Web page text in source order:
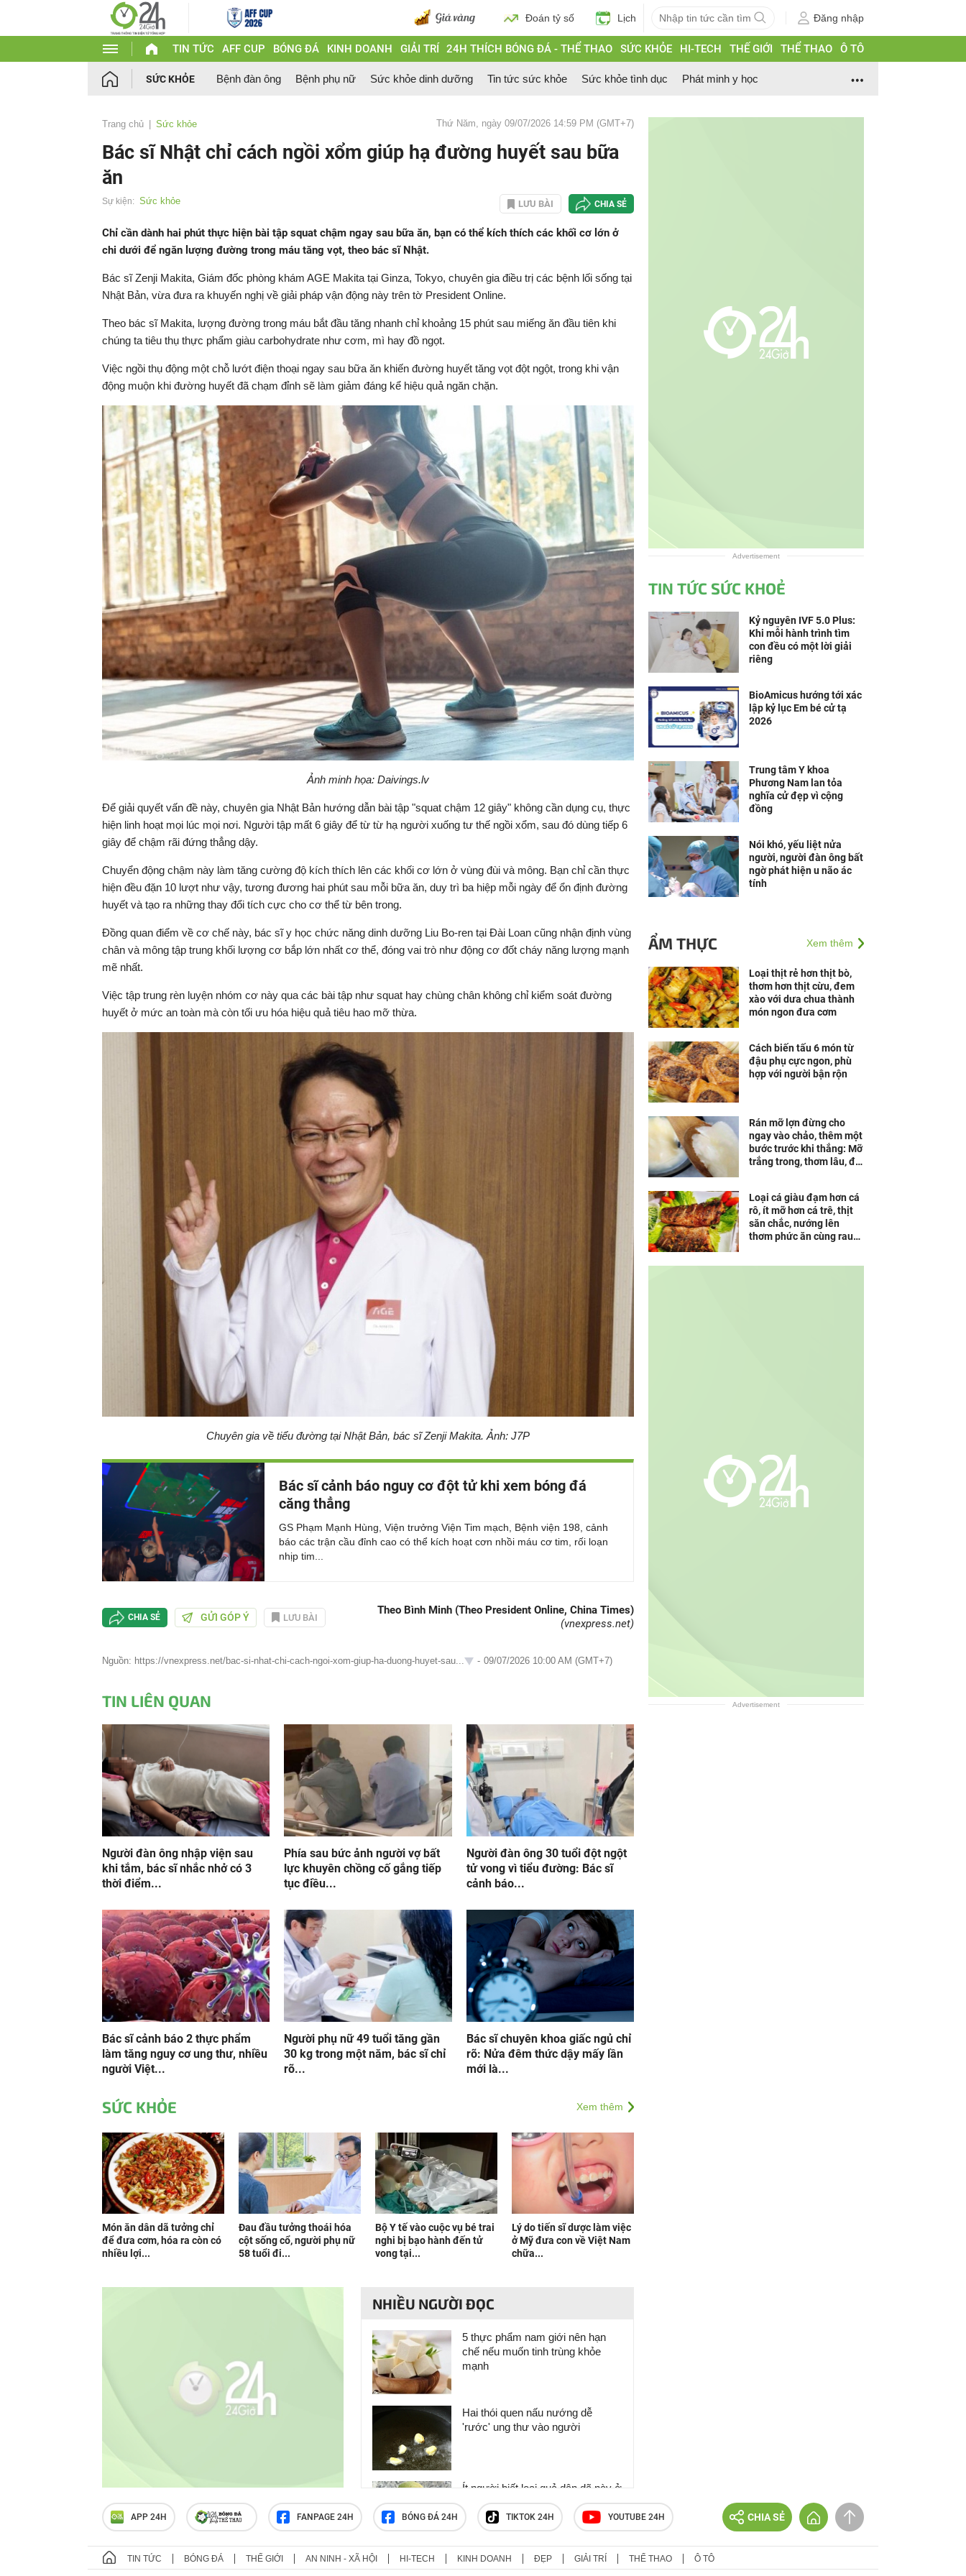
Đoán tỷ số Lịch Đăng nhập
TIN TỨC AFF CUP BÓNG ĐÁ KINH DOANH GIẢI TRÍ 24H THÍCH BÓNG ĐÁ - THỂ THAO SỨC KHỎE HI-TECH THẾ GIỚI THỂ THAO Ô TÔ
SỨC KHỎE Bệnh đàn ông Bệnh phụ nữ Sức khỏe dinh dưỡng Tin tức sức khỏe Sức khỏe tình dục Phát minh y học
Trang chủ Sức khỏe Thứ Năm, ngày 09/07/2026 14:59 PM (GMT+7)
Bác sĩ Nhật chỉ cách ngồi xổm giúp hạ đường huyết sau bữa
ăn
Sự kiện: Sức khỏe LƯU BÀI CHIA SẺ
Chỉ cần dành hai phút thực hiện bài tập squat chậm ngay sau bữa ăn, bạn có thể kích thích các khối cơ lớn ở
chi dưới để ngăn lượng đường trong máu tăng vọt, theo bác sĩ Nhật.
Bác sĩ Zenji Makita, Giám đốc phòng khám AGE Makita tại Ginza, Tokyo, chuyên gia điều trị các bệnh lối sống tại
Nhật Bản, vừa đưa ra khuyến nghị về giải pháp vận động này trên tờ President Online.
Theo bác sĩ Makita, lượng đường trong máu bắt đầu tăng nhanh chỉ khoảng 15 phút sau miếng ăn đầu tiên khi
chúng ta tiêu thụ thực phẩm giàu carbohydrate như cơm, mì hay đồ ngọt.
Việc ngồi thụ động một chỗ lướt điện thoại ngay sau bữa ăn khiến đường huyết tăng vọt đột ngột, trong khi vận
động muộn khi đường huyết đã chạm đỉnh sẽ làm giảm đáng kể hiệu quả ngăn chặn.
Ảnh minh họa: Daivings.lv
Để giải quyết vấn đề này, chuyên gia Nhật Bản hướng dẫn bài tập "squat chậm 12 giây" không cần dụng cụ, thực
hiện linh hoạt mọi lúc mọi nơi. Người tập mất 6 giây để từ từ hạ người xuống tư thế ngồi xổm, sau đó dùng tiếp 6
giây để chậm rãi đứng thẳng dậy.
Chuyển động chậm này làm tăng cường độ kích thích lên các khối cơ lớn ở vùng đùi và mông. Bạn chỉ cần thực
hiện đều đặn 10 lượt như vậy, tương đương hai phút sau mỗi bữa ăn, duy trì ba hiệp mỗi ngày để ổn định đường
huyết và tạo ra những thay đổi tích cực cho cơ thể từ bên trong.
Đồng quan điểm về cơ chế này, bác sĩ y học chức năng dinh dưỡng Liu Bo-ren tại Đài Loan cũng nhận định vùng
chân và mông tập trung khối lượng cơ bắp lớn nhất cơ thể, đóng vai trò như động cơ đốt cháy năng lượng mạnh
mẽ nhất.
Việc tập trung rèn luyện nhóm cơ này qua các bài tập như squat hay chùng chân không chỉ kiểm soát đường
huyết ở mức an toàn mà còn tối ưu hóa hiệu quả tiêu hao mỡ thừa.
Chuyên gia về tiểu đường tại Nhật Bản, bác sĩ Zenji Makita. Ảnh: J7P
Bác sĩ cảnh báo nguy cơ đột tử khi xem bóng đá
căng thẳng
GS Phạm Mạnh Hùng, Viện trưởng Viện Tim mạch, Bệnh viện 198, cảnh
báo các trận cầu đỉnh cao có thể kích hoạt cơn nhồi máu cơ tim, rối loạn
nhịp tim...
CHIA SẺ GỬI GÓP Ý LƯU BÀI
Theo Bình Minh (Theo President Online, China Times)
(vnexpress.net)
Nguồn: https://vnexpress.net/bac-si-nhat-chi-cach-ngoi-xom-giup-ha-duong-huyet-sau... - 09/07/2026 10:00 AM (GMT+7)
TIN LIÊN QUAN
Người đàn ông nhập viện sau
khi tắm, bác sĩ nhắc nhở có 3
thời điểm...
Phía sau bức ảnh người vợ bất
lực khuyên chồng cố gắng tiếp
tục điều...
Người đàn ông 30 tuổi đột ngột
tử vong vì tiểu đường: Bác sĩ
cảnh báo...
Bác sĩ cảnh báo 2 thực phẩm
làm tăng nguy cơ ung thư, nhiều
người Việt...
Người phụ nữ 49 tuổi tăng gần
30 kg trong một năm, bác sĩ chỉ
rõ...
Bác sĩ chuyên khoa giấc ngủ chỉ
rõ: Nửa đêm thức dậy mấy lần
mới là...
SỨC KHỎE Xem thêm
Món ăn dân dã tưởng chỉ
để đưa cơm, hóa ra còn có
nhiều lợi...
Đau đầu tưởng thoái hóa
cột sống cổ, người phụ nữ
58 tuổi đi...
Bộ Y tế vào cuộc vụ bé trai
nghi bị bạo hành đến tử
vong tại...
Lý do tiến sĩ dược làm việc
ở Mỹ đưa con về Việt Nam
chữa...
NHIỀU NGƯỜI ĐỌC
5 thực phẩm nam giới nên hạn
chế nếu muốn tinh trùng khỏe
mạnh
Hai thói quen nấu nướng dễ
'rước' ung thư vào người
Ít người biết loại quả dân dã này ở
Việt Nam lại mang nhiều lợi ích
cho sức khỏe
Người đàn ông suy thận mạn
Advertisement
TIN TỨC SỨC KHOẺ
Kỷ nguyên IVF 5.0 Plus:
Khi mỗi hành trình tìm
con đều có một lời giải
riêng
BioAmicus hướng tới xác
lập kỷ lục Em bé cử tạ
2026
Trung tâm Y khoa
Phương Nam lan tỏa
nghĩa cử đẹp vì cộng
đồng
Nói khó, yếu liệt nửa
người, người đàn ông bất
ngờ phát hiện u não ác
tính
ẨM THỰC Xem thêm
Loại thịt rẻ hơn thịt bò,
thơm hơn thịt cừu, đem
xào với dưa chua thành
món ngon đưa cơm
Cách biến tấu 6 món từ
đậu phụ cực ngon, phù
hợp với người bận rộn
Rán mỡ lợn đừng cho
ngay vào chảo, thêm một
bước trước khi thắng: Mỡ
trắng trong, thơm lâu, để
Loại cá giàu đạm hơn cá
rô, ít mỡ hơn cá trê, thịt
săn chắc, nướng lên
thơm phức ăn cùng rau
Advertisement
APP 24H FANPAGE 24H BÓNG ĐÁ 24H TIKTOK 24H YOUTUBE 24H CHIA SẺ
TIN TỨC BÓNG ĐÁ THẾ GIỚI AN NINH - XÃ HỘI HI-TECH KINH DOANH ĐẸP GIẢI TRÍ THỂ THAO Ô TÔ